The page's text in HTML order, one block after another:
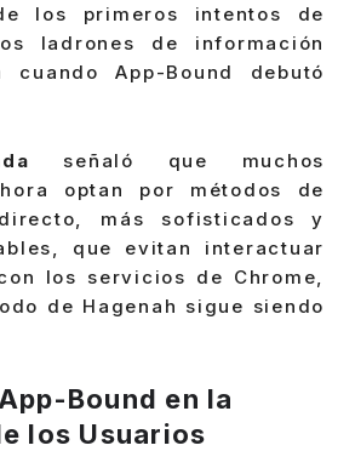
los primeros intentos de
ladrones de información
cuando App-Bound debutó
señaló que muchos
optan por métodos de
más sofisticados y
que evitan interactuar
los servicios de Chrome,
de Hagenah sigue siendo
Bound en la
los Usuarios